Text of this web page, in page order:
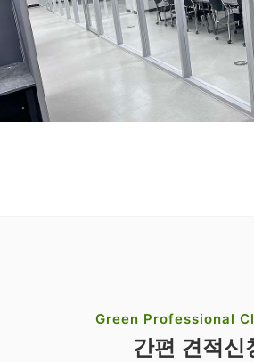
Green Professional
간편 견적신